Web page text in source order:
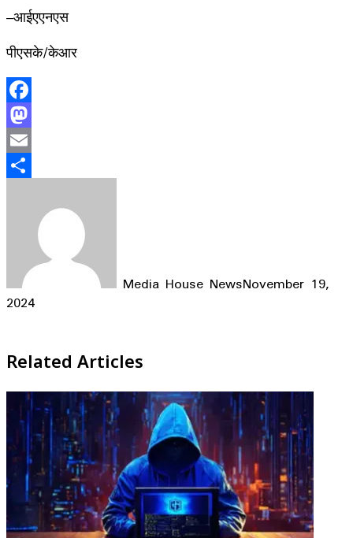
–आईएएनएस
पीएसके/केआर
Facebook
Mastodon
Email
Media House NewsNovember 19,
2024
Related Articles